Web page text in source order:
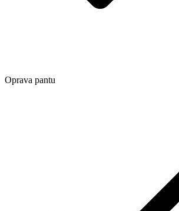
Oprava pantu